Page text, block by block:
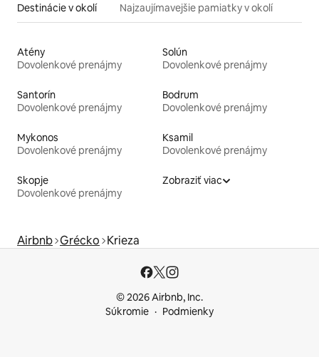
Destinácie v okolí Najzaujímavejšie pamiatky v okolí
Atény
Dovolenkové prenájmy
Solún
Dovolenkové prenájmy
Santorín
Dovolenkové prenájmy
Bodrum
Dovolenkové prenájmy
Mykonos
Dovolenkové prenájmy
Ksamil
Dovolenkové prenájmy
Skopje
Dovolenkové prenájmy
Zobraziť viac
Airbnb Grécko Krieza
© 2026 Airbnb, Inc.
Súkromie
Podmienky